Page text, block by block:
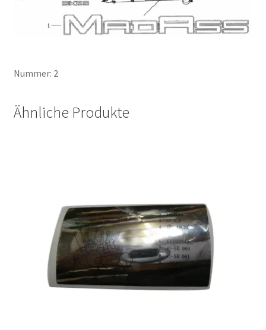
Nummer: 2
Ähnliche Produkte